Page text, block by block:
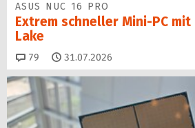
ASUS NUC 16 PRO
Extrem schneller Mini-PC
Lake
79 Kommentare
31.07.2026